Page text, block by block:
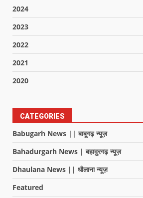
2024
2023
2022
2021
2020
CATEGORIES
Babugarh News || बाबूगढ़ न्यूज़
Bahadurgarh News | बहादुरगढ़ न्यूज़
Dhaulana News || धौलाना न्यूज़
Featured